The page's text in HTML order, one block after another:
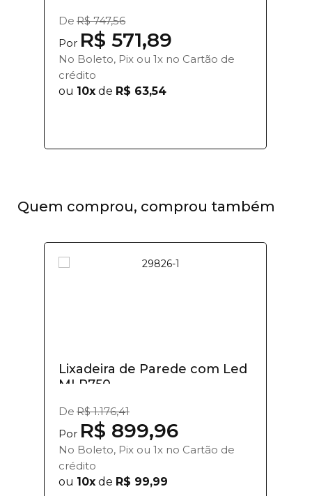
De R$ 747,56
Por R$ 571,89
No Boleto, Pix ou 1x no Cartão de
crédito
ou 10x de R$ 63,54
Quem comprou, comprou também
Lixadeira de Parede com Led
MLP750
De R$ 1.176,41
Por R$ 899,96
No Boleto, Pix ou 1x no Cartão de
crédito
ou 10x de R$ 99,99